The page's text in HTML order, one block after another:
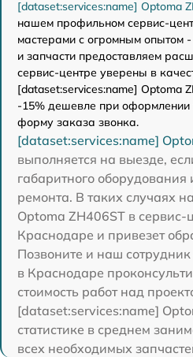
[dataset:services:name] Optoma
нашем профильном сервис-
мастерами с огромным опытом
и запчасти предоставляем
сервис-центре уверены в
[dataset:services:name] Optoma
-15% дешевле при оформлении
форму заказа звонка.
[dataset:services:name]
выполняется на выезде,
габаритного оборудования
ремонта. В таких случаях
Optoma ZH406ST в сервис-
Краснодаре и привезет
Позвоните и наш
в Краснодаре
стоимость работ над
[dataset:services:name]
статистике в среднем
всех необходимых